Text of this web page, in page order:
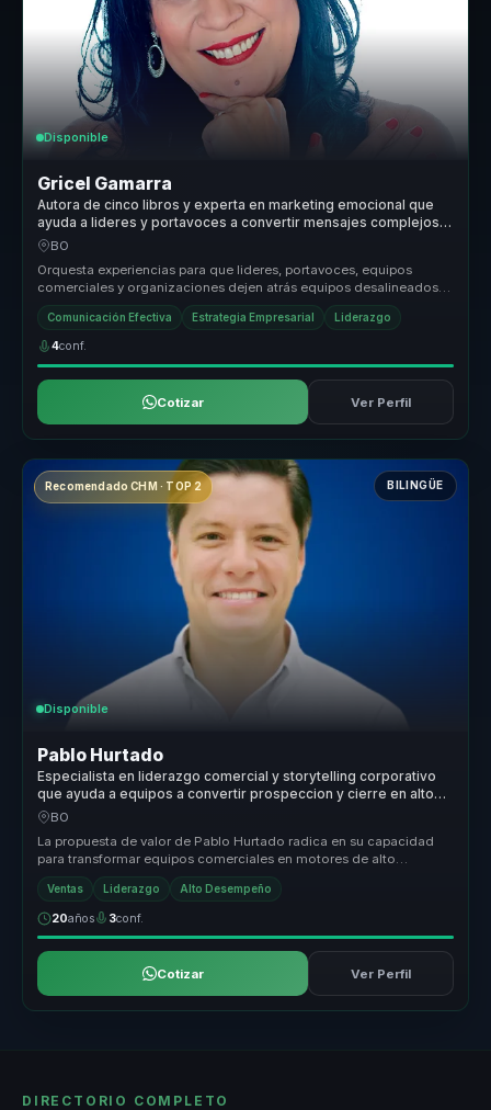
Disponible
Gricel Gamarra
Autora de cinco libros y experta en marketing emocional que
ayuda a lideres y portavoces a convertir mensajes complejos
en influencia, claridad y recordacion.
BO
Orquesta experiencias para que lideres, portavoces, equipos
comerciales y organizaciones dejen atrás equipos desalineados y
construyan li...
Comunicación Efectiva Estrategia Empresarial Liderazgo
4conf.
Cotizar Ver Perfil
Recomendado CHM · TOP 2 BILINGÜE
Disponible
Pablo Hurtado
Especialista en liderazgo comercial y storytelling corporativo
que ayuda a equipos a convertir prospeccion y cierre en alto
desempeno y resultados.
BO
La propuesta de valor de Pablo Hurtado radica en su capacidad
para transformar equipos comerciales en motores de alto
rendimiento. Con má...
Ventas Liderazgo Alto Desempeño
20años 3conf.
Cotizar Ver Perfil
DIRECTORIO COMPLETO